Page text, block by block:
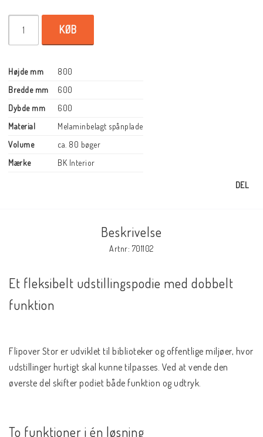
KØB
Højde mm
800
Bredde mm
600
Dybde mm
600
Material
Melaminbelagt spånplade
Volume
ca. 80 bøger
Mærke
BK Interior
DEL
Beskrivelse
Artnr: 701102
Et fleksibelt udstillingspodie med dobbelt
funktion
Flipover Stor er udviklet til biblioteker og offentlige miljøer, hvor
udstillinger hurtigt skal kunne tilpasses. Ved at vende den
øverste del skifter podiet både funktion og udtryk.
To funktioner i én løsning